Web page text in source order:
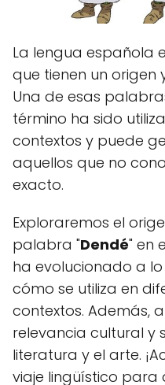
La lengua española
que tienen un origen
Una de esas
término ha sido
contextos y puede
aquellos que no
exacto.
Exploraremos el
palabra "Dendé" en
ha evolucionado a
cómo se utiliza en
contextos. Además,
relevancia cultural y
literatura y el arte.
viaje lingüístico para